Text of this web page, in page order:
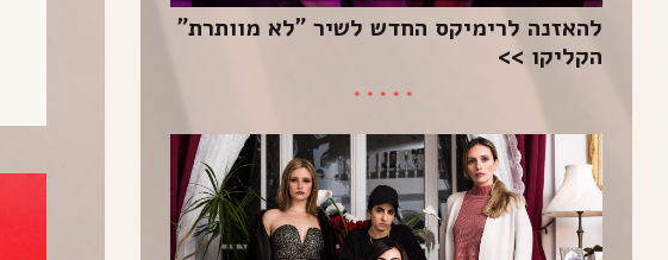
להאזנה לרימיקס החדש לשיר "לא מוותרת"
הקליקו >>
*****